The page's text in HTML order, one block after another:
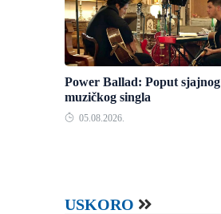
Power Ballad: Poput sjajnog
muzičkog singla
05.08.2026.
USKORO